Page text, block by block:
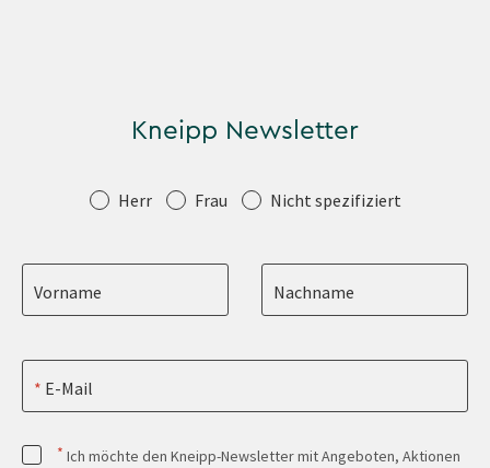
Kneipp Newsletter
Anrede Herr Frau Nicht spezifiziert
Vorname Nachname
E-Mail
* Ich möchte den Kneipp-Newsletter mit Angeboten, Aktionen